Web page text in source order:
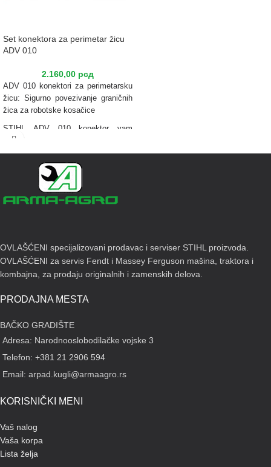
Set konektora za perimetar žicu
ADV 010
2.160,00 рсд
ADV 010 konektori za perimetarsku
žicu: Sigurno povezivanje graničnih
žica za robotske kosačice
STIHL ADV 010 konektor vam
omogućava da
segmenata perimetarske žice.
Područje košenja je unapred
definisano i ocrtano pomoću STIHL
ARB perimetarske žice. U zavisnosti
od veličine travnjaka, možda će biti
žicestvaraju stabilne veze za ove
situacije. Jedno pakovanje
sadrži10 žičanih konektora.
STIHL S instalacioni komplet
OVLAŠĆENI specijalizovani prodavac i serviser STIHL proizvoda.
OVLAŠĆENI za servis Fendt i Massey Ferguson mašina, traktora i
kombajna, za prodaju originalnih i zamenskih delova.
PRODAJNA MESTA
BAČKO GRADIŠTE
Adresa: Narodnooslobodilačke vojske 3
Telefon: +381 21 2906 594
Email: arpad.kugli@armaagro.rs
KORISNIČKI MENI
Vaš nalog
Vaša korpa
Lista želja